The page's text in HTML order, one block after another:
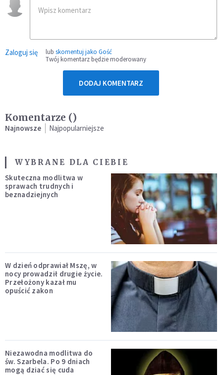
Zaloguj się lub skomentuj jako Gość
Twój komentarz będzie moderowany
DODAJ KOMENTARZ
Komentarze ()
Najnowsze Najpopularniejsze
WYBRANE DLA CIEBIE
Skuteczna modlitwa w
sprawach trudnych i
beznadziejnych
W dzień odprawiał Mszę, w
nocy prowadził drugie życie.
Przełożony kazał mu
opuścić zakon
Niezawodna modlitwa do
św. Szarbela. Po 9 dniach
mogą dziać się cuda